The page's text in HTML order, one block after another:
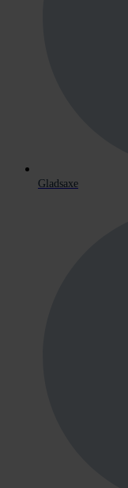
Gladsaxe